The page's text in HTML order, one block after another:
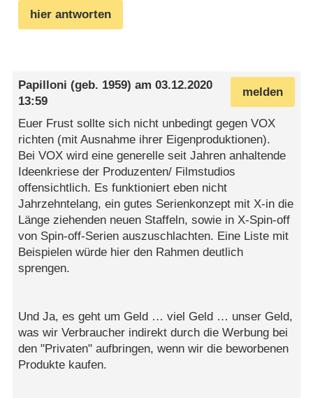
hier antworten
melden
Papilloni (geb. 1959) am03.12.2020
13:59
Euer Frust sollte sich nicht unbedingt gegen VOX
richten (mit Ausnahme ihrer Eigenproduktionen).
Bei VOX wird eine generelle seit Jahren anhaltende
Ideenkriese der Produzenten/ Filmstudios
offensichtlich. Es funktioniert eben nicht
Jahrzehntelang, ein gutes Serienkonzept mit X-in die
Länge ziehenden neuen Staffeln, sowie in X-Spin-off
von Spin-off-Serien auszuschlachten. Eine Liste mit
Beispielen würde hier den Rahmen deutlich
sprengen.
Und Ja, es geht um Geld … viel Geld … unser Geld,
was wir Verbraucher indirekt durch die Werbung bei
den "Privaten" aufbringen, wenn wir die beworbenen
Produkte kaufen.